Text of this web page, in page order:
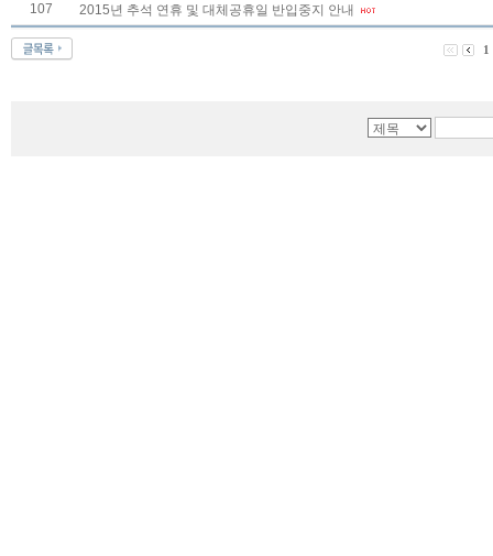
107
2015년 추석 연휴 및 대체공휴일 반입중지 안내
1